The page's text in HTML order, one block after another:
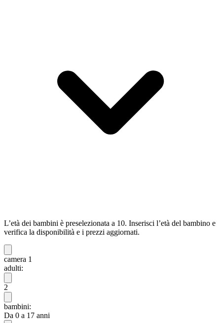
L’età dei bambini è preselezionata a 10. Inserisci l’età del bambino e
verifica la disponibilità e i prezzi aggiornati.
camera 1
adulti:
2
bambini:
Da 0 a 17 anni